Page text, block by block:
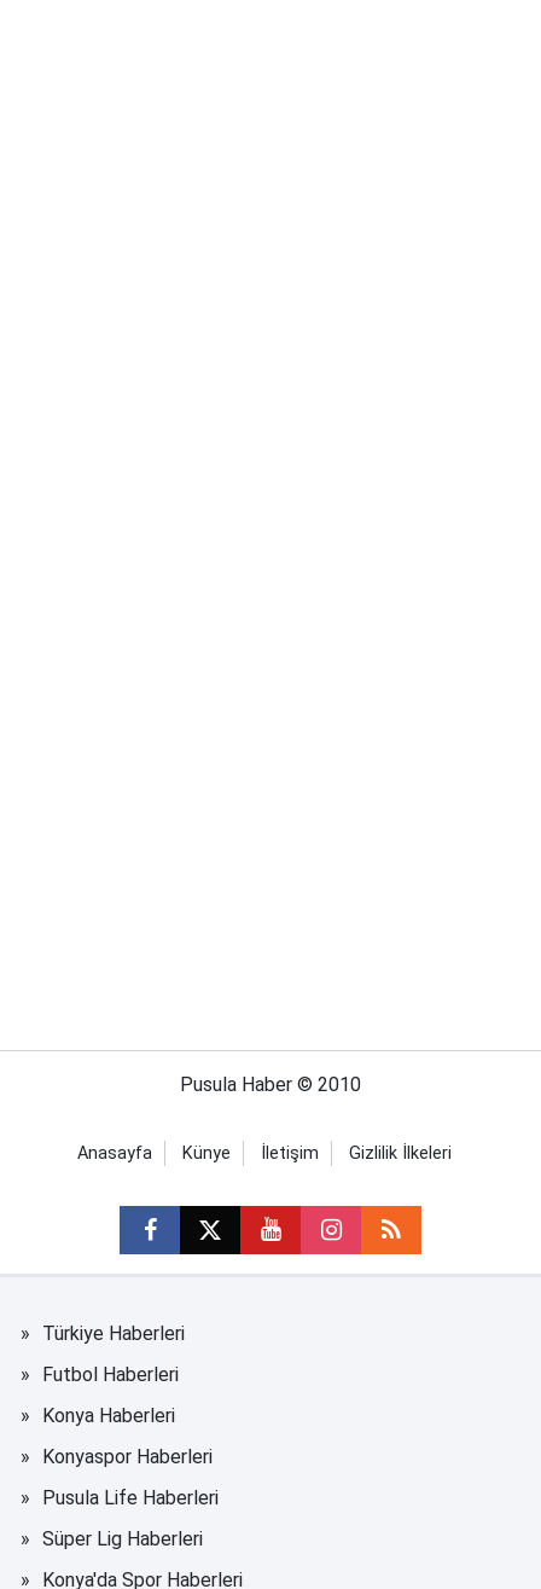
Pusula Haber © 2010
Anasayfa Künye İletişim Gizlilik İlkeleri
Türkiye Haberleri
Futbol Haberleri
Konya Haberleri
Konyaspor Haberleri
Pusula Life Haberleri
Süper Lig Haberleri
Konya'da Spor Haberleri